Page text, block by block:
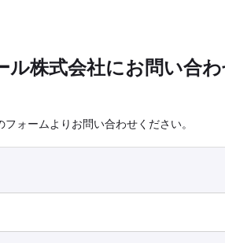
ル株式会社にお問い合
ォームよりお問い合わせください。